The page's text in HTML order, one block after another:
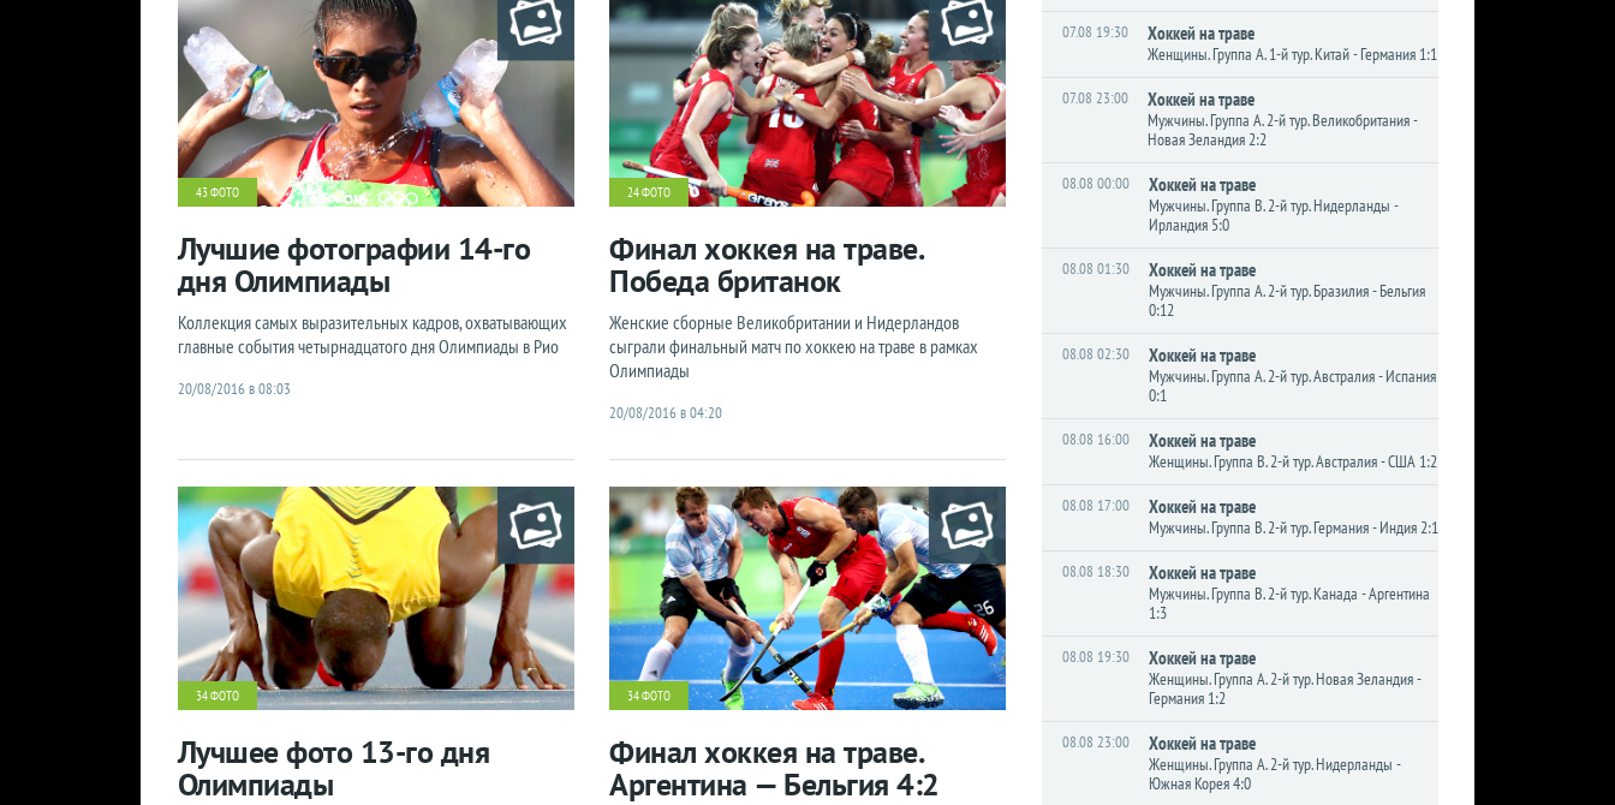
07.08 19:30 Хоккей на траве
Женщины. Группа A. 1-й тур. Китай - Германия 1:1
07.08 23:00 Хоккей на траве
Мужчины. Группа A. 2-й тур. Великобритания -
Новая Зеландия 2:2
08.08 00:00 Хоккей на траве
Мужчины. Группа B. 2-й тур. Нидерланды -
Ирландия 5:0
08.08 01:30 Хоккей на траве
Мужчины. Группа A. 2-й тур. Бразилия - Бельгия
0:12
08.08 02:30 Хоккей на траве
Мужчины. Группа A. 2-й тур. Австралия - Испания
0:1
08.08 16:00 Хоккей на траве
Женщины. Группа B. 2-й тур. Австралия - США 1:2
08.08 17:00 Хоккей на траве
Мужчины. Группа B. 2-й тур. Германия - Индия 2:1
08.08 18:30 Хоккей на траве
Мужчины. Группа B. 2-й тур. Канада - Аргентина
1:3
08.08 19:30 Хоккей на траве
Женщины. Группа A. 2-й тур. Новая Зеландия -
Германия 1:2
08.08 23:00 Хоккей на траве
Женщины. Группа A. 2-й тур. Нидерланды -
Южная Корея 4:0
43 ФОТО
Лучшие фотографии 14-го
дня Олимпиады
Коллекция самых выразительных кадров, охватывающих
главные события четырнадцатого дня Олимпиады в Рио
20/08/2016 в 08:03
24 ФОТО
Финал хоккея на траве.
Победа британок
Женские сборные Великобритании и Нидерландов
сыграли финальный матч по хоккею на траве в рамках
Олимпиады
20/08/2016 в 04:20
34 ФОТО
Лучшее фото 13-го дня
Олимпиады
34 ФОТО
Финал хоккея на траве.
Аргентина — Бельгия 4:2